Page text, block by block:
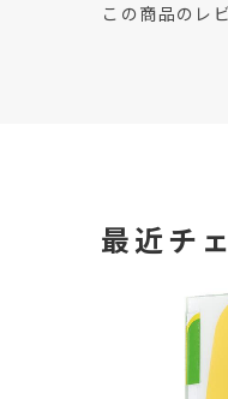
この商品のレ
最近チ